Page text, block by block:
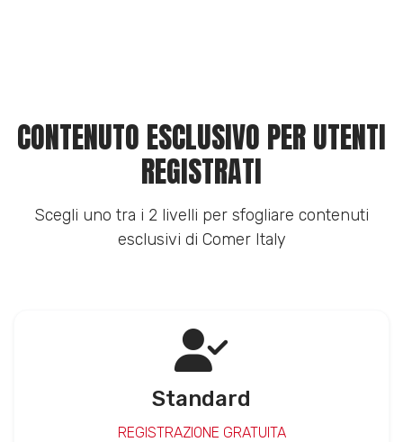
CONTENUTO ESCLUSIVO PER UTENTI
REGISTRATI
Scegli uno tra i 2 livelli per sfogliare contenuti
esclusivi di Comer Italy
Standard
REGISTRAZIONE GRATUITA